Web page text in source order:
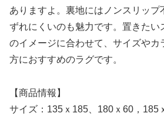
ありますよ。裏地にはノンスリップ
ずれにくいのも魅力です。置きたい
のイメージに合わせて、サイズやカ
方におすすめのラグです。
【商品情報】
サイズ：135ｘ185、180ｘ60，185